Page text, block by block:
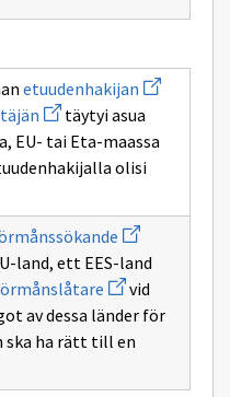
etuudenhakijan Avaa
uuden
ikkunan
sivulle
Avaa
uuden
ikkunan
sivulle
edunjättäjän
täytyi asua
EU- tai Eta-maassa
olisi
Avaa
uuden
ikkunan
sivulle
land, ett EES-land
Avaa
uuden
ikkunan
sivulle
förmånslåtare
vid
av dessa länder för
ska ha rätt till en